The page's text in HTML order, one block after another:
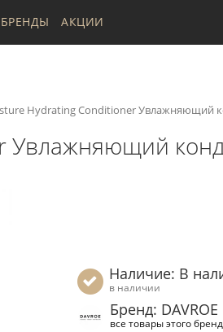
БРЕНДЫ АКЦИИ
Hydrating Conditioner Увлажняющий
Увлажняющий
Наличие: В
в наличии
Бренд: DAVROE
все товары этого